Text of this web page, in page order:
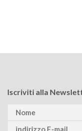
Iscriviti alla